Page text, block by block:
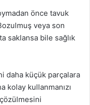
önce tavuk
veya son
saklansa bile sağlık
daha küçük parçalara
kolay kullanmanızı